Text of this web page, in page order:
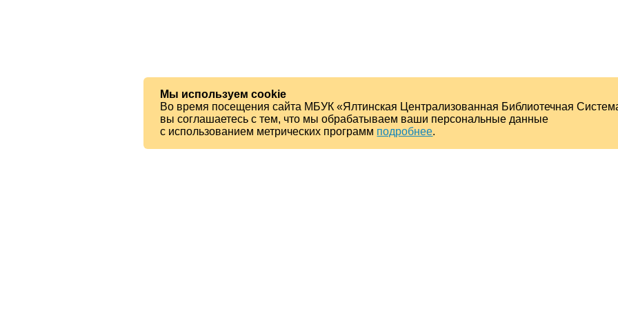
Мы используем cookie
Во время посещения сайта МБУК «Ялтинская Централизованная Библиотечная
вы соглашаетесь с тем, что мы обрабатываем ваши персональные данные
с использованием метрических программ подробнее.